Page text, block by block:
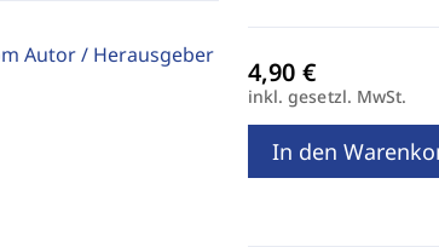
Autor / Herausgeber
inkl. gesetzl. MwSt.
In den